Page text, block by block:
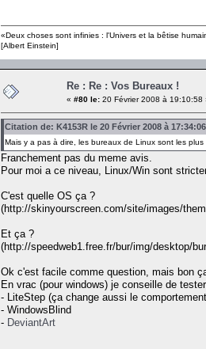
«Deux choses sont infinies : l'Univers et la bêtise
[Albert Einstein]
Re : Re : Vos Bureaux !
« #80 le: 20 Février 2008 à 19:10:58
Citation de: K4153R le 20 Février 2008 à 17:34:06
Mais y a pas à dire, les bureaux de Linux sont les
Franchement pas du meme avis.
Pour moi a ce niveau, Linux/Win sont
C'est quelle OS ça ?
(http://skinyourscreen.com/site/images/
Et ça ?
(http://speedweb1.free.fr/bur/img/desktop/
Ok c'est facile comme question, mais bon
En vrac (pour windows) je conseille de
- LiteStep (ça change aussi le
- WindowsBlind
- DeviantArt